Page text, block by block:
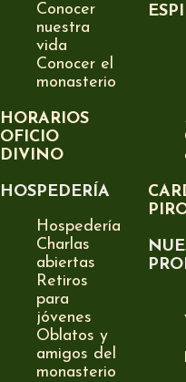
Conocer
nuestra
vida
Conocer el
monasterio
HORARIOS
OFICIO
DIVINO
HOSPEDERÍA
Hospedería
Charlas
abiertas
Retiros
para
jóvenes
Oblatos y
amigos del
monasterio